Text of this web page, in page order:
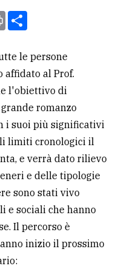
Print
le persone
affidato al Prof.
l'obiettivo di
romanzo
i suoi più significativi
limiti cronologici il
e verrà dato rilievo
e delle tipologie
sono stati vivo
e sociali che hanno
Il percorso è
inizio il prossimo